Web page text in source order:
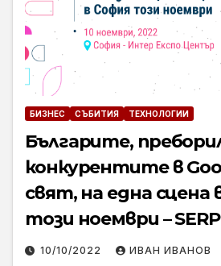
БИЗНЕС СЪБИТИЯ ТЕХНОЛОГИИ
Българите,
конкурентите в
свят, на една сцена
този ноември –
10/10/2022 ИВАН ИВАНОВ